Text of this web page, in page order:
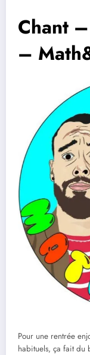
Chant
–
Pour une rentrée
habituels, ça fait du